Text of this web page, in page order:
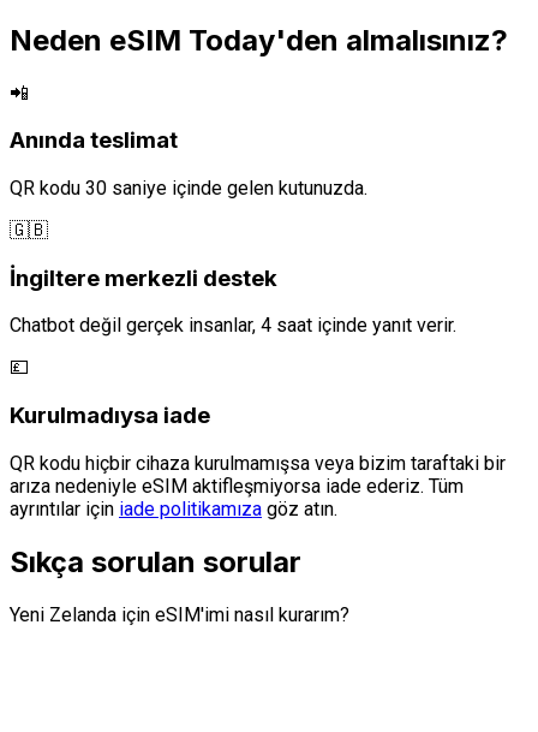
Neden eSIM Today'den almalısınız?
📲
Anında teslimat
QR kodu 30 saniye içinde gelen kutunuzda.
🇬🇧
İngiltere merkezli destek
Chatbot değil gerçek insanlar, 4 saat içinde yanıt verir.
💷
Kurulmadıysa iade
QR kodu hiçbir cihaza kurulmamışsa veya bizim taraftaki bir
arıza nedeniyle eSIM aktifleşmiyorsa iade ederiz. Tüm
ayrıntılar için iade politikamıza göz atın.
Sıkça sorulan sorular
Yeni Zelanda için eSIM'imi nasıl kurarım?